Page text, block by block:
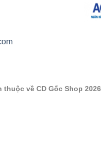
thuộc về CD Gốc Shop 2026